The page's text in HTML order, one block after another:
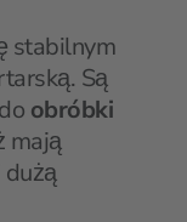
stabilnym
Są
obróbki
mają